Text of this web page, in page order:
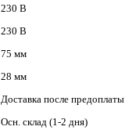
230 В
230 В
75 мм
28 мм
Доставка после предоплаты
Осн. склад (1-2 дня)